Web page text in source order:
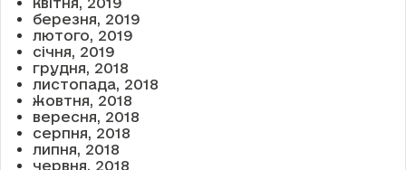
березня, 2019
лютого, 2019
січня, 2019
грудня, 2018
листопада, 2018
жовтня, 2018
вересня, 2018
серпня, 2018
липня, 2018
червня, 2018